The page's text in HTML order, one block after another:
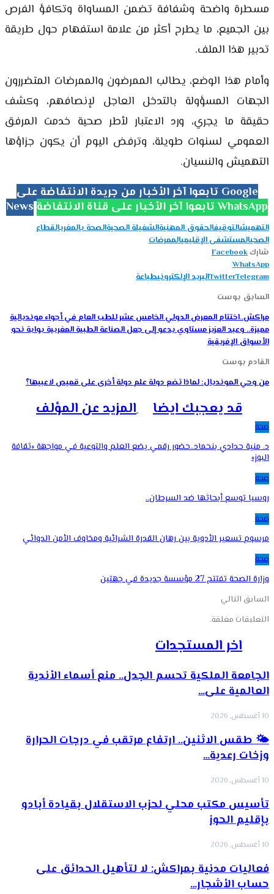
مسطرة واضحة وشفافة تضمن المساواة وتكافؤ الفرص
بين الجميع، ما يطرح أكثر من علامة استفهام حول طريقة
تدبير هذا الملف.
وأمام هذا الوضع، يطالب الممرضون والممرضات المتضررون
الجهات المسؤولة بالتدخل العاجل لإنصافهم، وكشف
حقيقة ما يجري، ورد الاعتبار لأطر صحية خدمت المرفق
العمومي لسنوات طويلة، وترفض اليوم أن يكون جزاؤها
التهميش والنسيان.
تابعوا آخر الأخبار من جريدة الانتفاضة على Google
News
تابعوا آخر الأخبار على قناة الانتفاضة WhatsApp
التهميشالتوقيفالحقوق المهنيةالشغيلة الصحيةالصحة بالمغربالقطاع
الصحيالمستشفى الإقليميالممرضات
شارك Facebook
WhatsApp
TwitterTelegram البريد الإلكترونيطباعة
السابق بوست
مراكش..اختتام المعرض الدولي الخامس عشر للطب العام في أجواء مونديالية
مميزة.. وعبد العزيز مستاوي يدعو إلى جعل الصناعة الطبية المغربية بوابة نحو
الأسواق الإفريقية
القادم بوست
من وحي المونديال: لماذا تضع دولة علم دولة أخرى على قميص لاعبيها؟
قد يعجبك ايضا المزيد عن المؤلف
صحة
د. منية حدادي بنحماد..حضور رقمي يضع العلم والتوعية في مواجهة «ثقافة
البوز»
صحة
روسيا توسع أبحاثها ضد السرطان..
صحة
مرسوم تسعير الأدوية بين رهان القدرة الشرائية ومخاوف الأمن الدوائي
صحة
وزارة الصحة تفتتح 27 مؤسسة جديدة في جهتين
السابق التالي
التعليقات مغلقة.
اخر المستجدات
الجامعة الملكية تحسم الجدل.. منع أسماء الأندية
العالمية على…
10 أغسطس, 2026
🌤️ طقس الاثنين.. ارتفاع مرتقب في درجات الحرارة
وزخات رعدية…
10 أغسطس, 2026
تأسيس مكتب محلي لحزب الاستقلال بقيادة أبادو
بإقليم الحوز
10 أغسطس, 2026
فعاليات مدنية بمراكش: لا لتأهيل الحدائق على
حساب الأشجار…